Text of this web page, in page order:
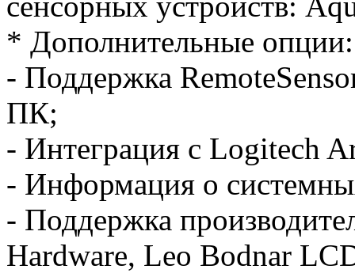
* Дополнительные опции:
- Поддержка
ПК;
- Интеграция c Logitech
- Информация о
- Поддержка
Hardware, Leo Bodnar